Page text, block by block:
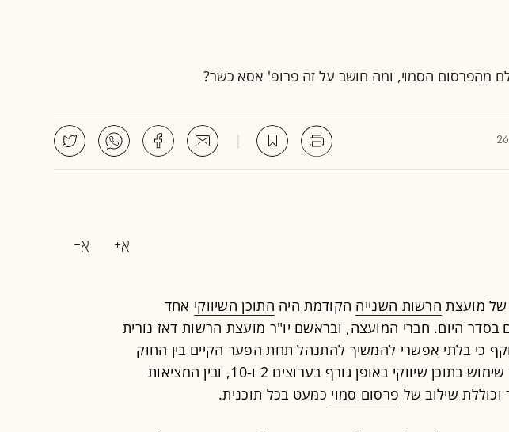
מהפרסום הסמוי, ומה חושב על זה פרופ' אסא כשר?
מועצת הרשות השנייה הקודמת היה התוכן השיווקי אחד
בסדר היום. חברי המועצה, ובראשם יו"ר מועצת הרשות דאז נורית
כי בלתי אפשרי להמשיך להתנהל תחת הפער הקיים בין החוק
היבש, אשר אוסר שימוש בתוכן שיווקי באופן גורף בערוצים 2 ו-10, ובין המציאות
שילוב של פרסום סמוי כמעט בכל תוכנית.